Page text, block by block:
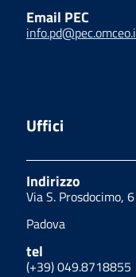
Email PEC
Uffici
Indirizzo
Via S. Prosdocimo,
Padova
tel
(+39) 049.8718855